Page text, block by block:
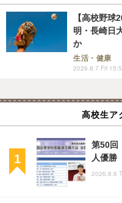
【高校野
明・長崎日
か
生活・健康
2026.8.7 Fri
高校生ア
第50回
人優勝
2026.8.6